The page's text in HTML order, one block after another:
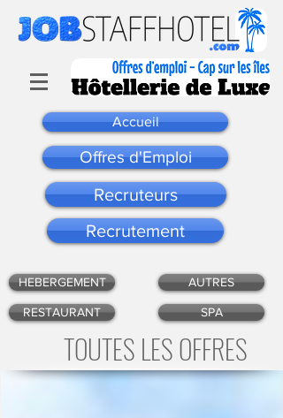
Accueil
Offres d'Emploi
Recruteurs
Recrutement
HEBERGEMENT AUTRES
RESTAURANT SPA
TOUTES LES OFFRES